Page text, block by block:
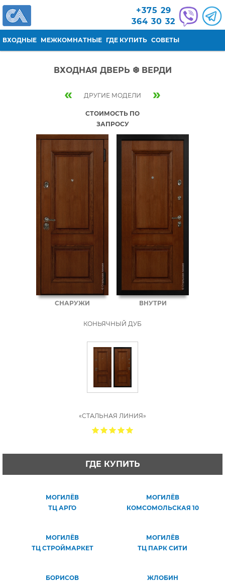
Перейти к основному содержанию+375 29
364 30 32
ВХОДНЫЕ МЕЖКОМНАТНЫЕ ГДЕ КУПИТЬ СОВЕТЫ
ВХОДНАЯ ДВЕРЬ ❆ ВЕРДИ
« ДРУГИЕ МОДЕЛИ »
СТОИМОСТЬ ПО
ЗАПРОСУ
СНАРУЖИ ВНУТРИ
КОНЬЯЧНЫЙ ДУБ
«СТАЛЬНАЯ ЛИНИЯ»
ГДЕ КУПИТЬ
МОГИЛЁВ
ТЦ АРГО
МОГИЛЁВ
КОМСОМОЛЬСКАЯ 10
МОГИЛЁВ
ТЦ СТРОЙМАРКЕТ
МОГИЛЁВ
ТЦ ПАРК СИТИ
БОРИСОВ
ЖЛОБИН